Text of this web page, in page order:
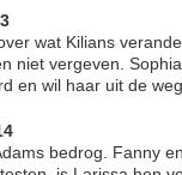
wat Kilians
niet vergeven.
en wil haar uit de
bedrog. Fanny